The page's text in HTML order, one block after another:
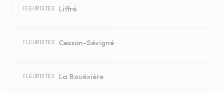
FLEURISTES Liffré
FLEURISTES Cesson-Sévigné
FLEURISTES La Bouëxière